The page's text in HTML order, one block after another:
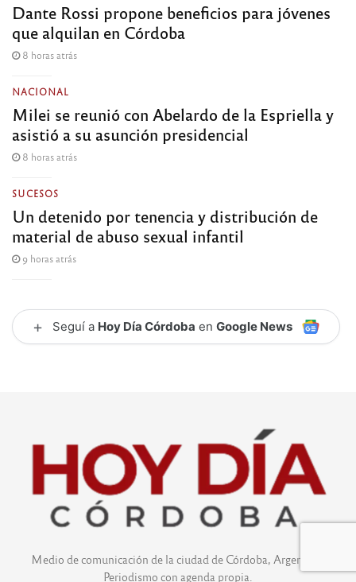
Dante Rossi propone beneficios para jóvenes
que alquilan en Córdoba
8 horas atrás
NACIONAL
Milei se reunió con Abelardo de la Espriella y
asistió a su asunción presidencial
8 horas atrás
SUCESOS
Un detenido por tenencia y distribución de
material de abuso sexual infantil
9 horas atrás
+ Seguí a Hoy Día Córdoba en Google News
Medio de comunicación de la ciudad de Córdoba, Argentina.
Periodismo con agenda propia.